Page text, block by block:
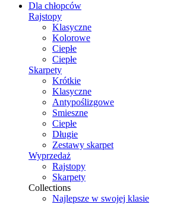
Dla chłopców
Rajstopy
Klasyczne
Kolorowe
Ciepłe
Ciepłe
Skarpety
Krótkie
Klasyczne
Antypoślizgowe
Smieszne
Ciepłe
Długie
Zestawy skarpet
Wyprzedaż
Rajstopy
Skarpety
Collections
Najlepsze w swojej klasie